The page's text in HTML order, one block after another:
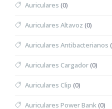
Auriculares (0)
Auriculares Altavoz (0)
Auriculares Antibacterianos
Auriculares Cargador(0)
Auriculares Clip (0)
Auriculares Power Bank(0)